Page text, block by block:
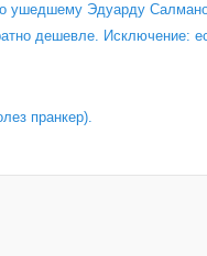
ушедшему Эдуарду
дешевле. Исключение:
пранкер).